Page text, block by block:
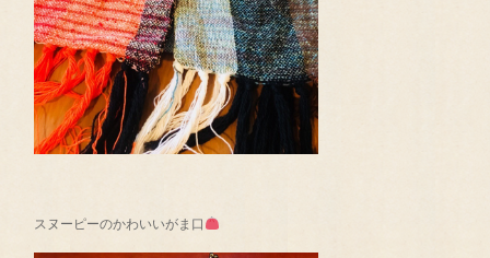
スヌーピーのかわいいがま口